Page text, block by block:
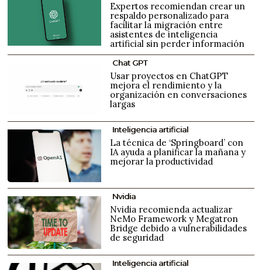
Expertos recomiendan crear un
respaldo personalizado para
facilitar la migración entre
asistentes de inteligencia
artificial sin perder información
Chat GPT
Usar proyectos en ChatGPT
mejora el rendimiento y la
organización en conversaciones
largas
Inteligencia artificial
La técnica de ‘Springboard’ con
IA ayuda a planificar la mañana y
mejorar la productividad
Nvidia
Nvidia recomienda actualizar
NeMo Framework y Megatron
Bridge debido a vulnerabilidades
de seguridad
Inteligencia artificial